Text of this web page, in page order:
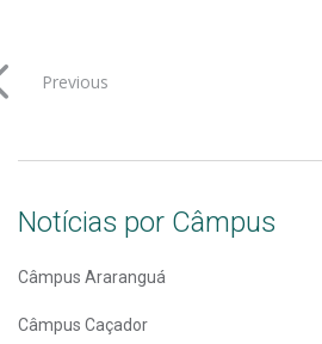
Previous
Notícias por Câmpus
Câmpus Araranguá
Câmpus Caçador